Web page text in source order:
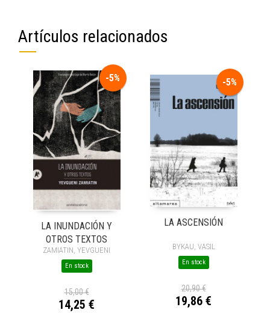
Artículos relacionados
-5%
LA INUNDACIÓN Y
OTROS TEXTOS
ZAMIATIN, YEVGUENI
En stock
15,00 €
14,25 €
-5%
LA ASCENSIÓN
BYKAU, VASIL
En stock
20,90 €
19,86 €